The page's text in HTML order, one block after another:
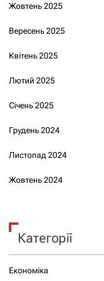
Жовтень 2025
Вересень 2025
Квітень 2025
Лютий 2025
Січень 2025
Грудень 2024
Листопад 2024
Жовтень 2024
Категорії
Економіка